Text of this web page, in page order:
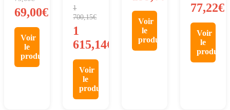
69,00€
Voir
le
produit
1
700,15€
1
615,14€
Voir
le
produit
Voir
le
produit
77,22€
Voir
le
produit